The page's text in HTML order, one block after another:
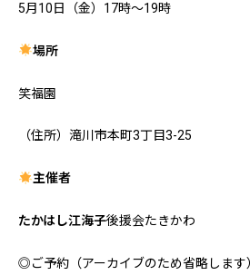
5月10日（金）17時〜19時
場所
笑福園
（住所）滝川市本町3丁目3-25
主催者
たかはし江海子後援会たきかわ
◎ご予約（アーカイブのため省略します